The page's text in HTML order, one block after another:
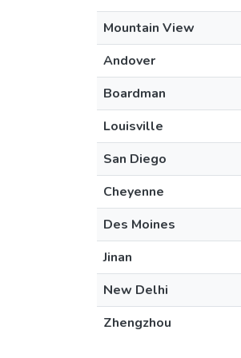
Mountain View
Andover
Boardman
Louisville
San Diego
Cheyenne
Des Moines
Jinan
New Delhi
Zhengzhou